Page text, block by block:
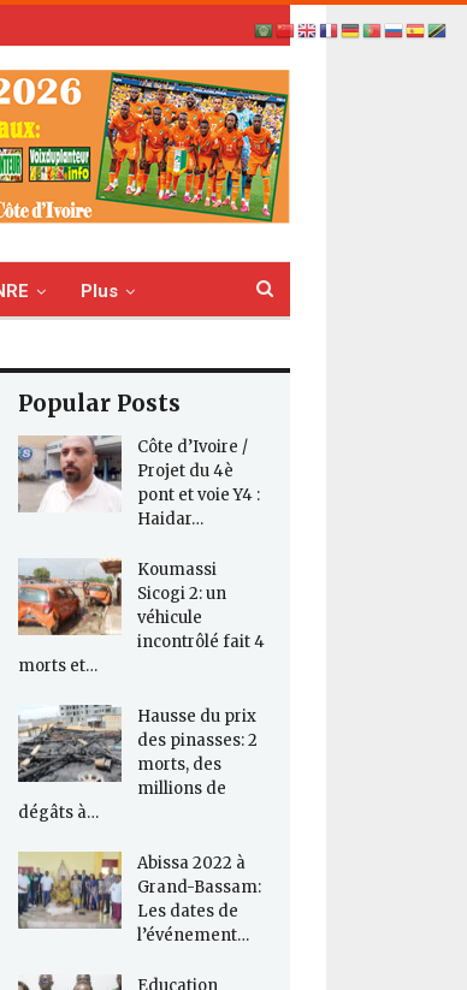
Plus
Popular Posts
Côte d’Ivoire /
Projet du 4è
pont et voie Y4 :
Haidar…
Koumassi
Sicogi 2: un
véhicule
incontrôlé fait 4
morts et…
Hausse du prix
des pinasses: 2
morts, des
millions de
dégâts à…
Abissa 2022 à
Grand-Bassam:
Les dates de
l’événement…
Education